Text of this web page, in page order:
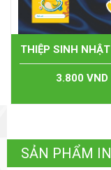
THIỆP SINH
3.800 VND
SẢN PHẨM